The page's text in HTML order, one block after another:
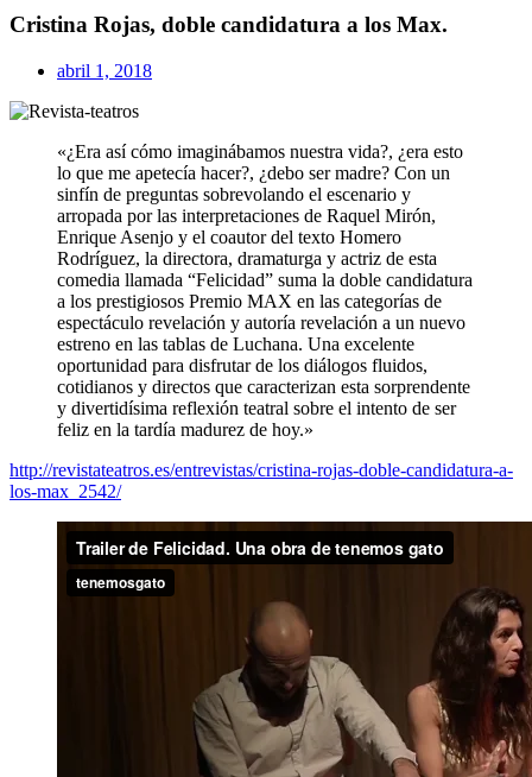
Cristina Rojas, doble candidatura a los Max.
abril 1, 2018
«¿Era así cómo imaginábamos nuestra vida?, ¿era esto
lo que me apetecía hacer?, ¿debo ser madre? Con un
sinfín de preguntas sobrevolando el escenario y
arropada por las interpretaciones de Raquel Mirón,
Enrique Asenjo y el coautor del texto Homero
Rodríguez, la directora, dramaturga y actriz de esta
comedia llamada “Felicidad” suma la doble candidatura
a los prestigiosos Premio MAX en las categorías de
espectáculo revelación y autoría revelación a un nuevo
estreno en las tablas de Luchana. Una excelente
oportunidad para disfrutar de los diálogos fluidos,
cotidianos y directos que caracterizan esta sorprendente
y divertidísima reflexión teatral sobre el intento de ser
feliz en la tardía madurez de hoy.»
http://revistateatros.es/entrevistas/cristina-rojas-doble-candidatura-a-
los-max_2542/